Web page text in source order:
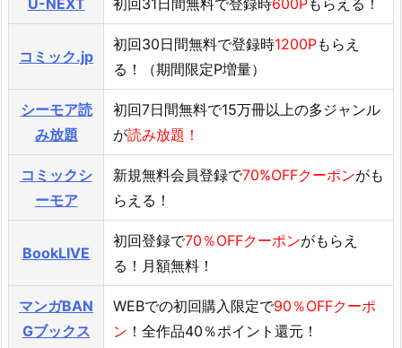
コミック.jp
初回30日間無料で登録時1200Pもらえ
る！（期間限定P増量）
シーモア読
み放題
初回7日間無料で15万冊以上の多ジャンル
が読み放題！
コミックシ
ーモア
新規無料会員登録で70%OFFクーポンがも
らえる！
BookLIVE
初回登録で70％OFFクーポンがもらえ
る！月額無料！
マンガBAN
Gブックス
WEBでの初回購入限定で90％OFFクーポ
ン ！全作品40％ポイント還元！